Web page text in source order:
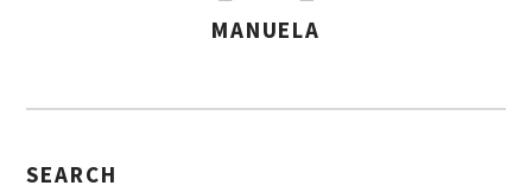
S
G
MANUELA
SEARCH